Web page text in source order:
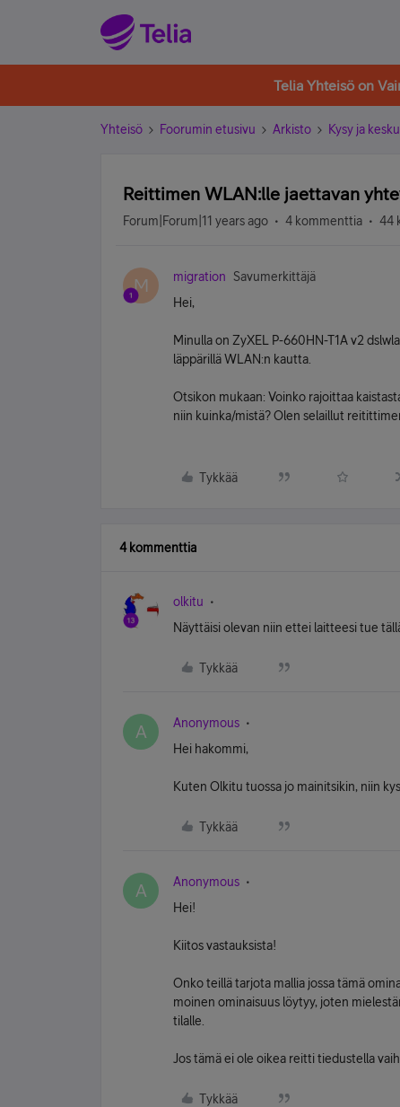
Telia Yhteisö on
Yhteisö Foorumin etusivu Arkisto Kysy ja
Reittimen WLAN:lle jaettavan
Forum|Forum|11 years ago 4 kommenttia 44
M migration
Savumerkittäjä
Hei,
Minulla on ZyXEL P-660HN-T1A v2
läppärillä WLAN:n kautta.
Otsikon mukaan: Voinko rajoittaa
niin kuinka/mistä? Olen selaillut
Tykkää
4 kommenttia
olkitu
Näyttäisi olevan niin ettei laitteesi tue
Tykkää
A Anonymous
Hei hakommi,
Kuten Olkitu tuossa jo mainitsikin, niin
Tykkää
A Anonymous
Hei!
Kiitos vastauksista!
Onko teillä tarjota mallia jossa tämä
moinen ominaisuus löytyy, joten
tilalle.
Jos tämä ei ole oikea reitti tiedustella
Tykkää